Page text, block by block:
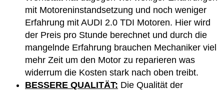
mit Motoreninstandsetzung und noch weniger
Erfahrung mit AUDI 2.0 TDI Motoren. Hier wird
der Preis pro Stunde berechnet und durch die
mangelnde Erfahrung brauchen Mechaniker viel
mehr Zeit um den Motor zu reparieren was
widerrum die Kosten stark nach oben treibt.
BESSERE QUALITÄT: Die Qualität der